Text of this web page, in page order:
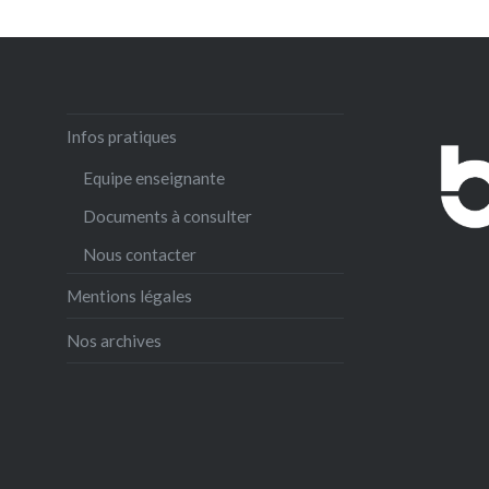
Infos pratiques
Equipe enseignante
Documents à consulter
Nous contacter
Mentions légales
Nos archives